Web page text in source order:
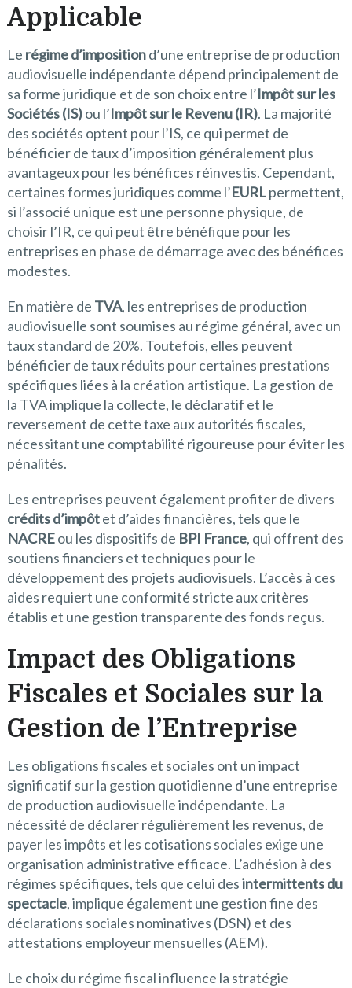
Applicable
Le régime d’impositiond’une entreprise de production
audiovisuelle indépendante dépend principalement de
sa forme juridique et de son choix entre l’Impôt sur les
Sociétés (IS)ou l’Impôt sur le Revenu (IR). La majorité
des sociétés optent pour l’IS, ce qui permet de
bénéficier de taux d’imposition généralement plus
avantageux pour les bénéfices réinvestis. Cependant,
certaines formes juridiques comme l’EURLpermettent,
si l’associé unique est une personne physique, de
choisir l’IR, ce qui peut être bénéfique pour les
entreprises en phase de démarrage avec des bénéfices
modestes.
En matière de TVA, les entreprises de production
audiovisuelle sont soumises au régime général, avec un
taux standard de 20%. Toutefois, elles peuvent
bénéficier de taux réduits pour certaines prestations
spécifiques liées à la création artistique. La gestion de
la TVA implique la collecte, le déclaratif et le
reversement de cette taxe aux autorités fiscales,
nécessitant une comptabilité rigoureuse pour éviter les
pénalités.
Les entreprises peuvent également profiter de divers
crédits d’impôtet d’aides financières, tels que le
NACREou les dispositifs de BPI France, qui offrent des
soutiens financiers et techniques pour le
développement des projets audiovisuels. L’accès à ces
aides requiert une conformité stricte aux critères
établis et une gestion transparente des fonds reçus.
Impact des Obligations
Fiscales et Sociales sur la
Gestion de l’Entreprise
Les obligations fiscales et sociales ont un impact
significatif sur la gestion quotidienne d’une entreprise
de production audiovisuelle indépendante. La
nécessité de déclarer régulièrement les revenus, de
payer les impôts et les cotisations sociales exige une
organisation administrative efficace. L’adhésion à des
régimes spécifiques, tels que celui desintermittents du
spectacle, implique également une gestion fine des
déclarations sociales nominatives (DSN) et des
attestations employeur mensuelles (AEM).
Le choix du régime fiscal influence la stratégie